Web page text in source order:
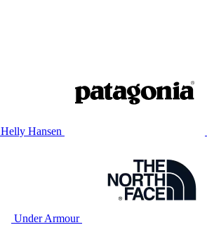
Helly Hansen
Under Armour